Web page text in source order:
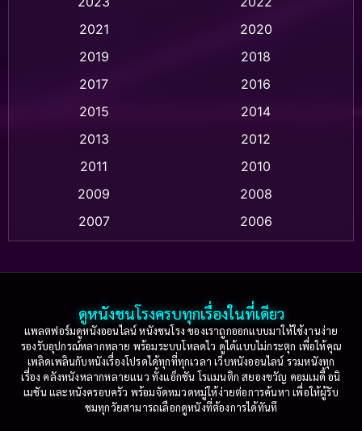
Animation แอนิเมชั่น (1)
Animation แอนิเมชัน (1)
Based on a True Story เรื่องจริง(36)
Based on Novel(16)
Betrayal(1)
Biography(3)
2021
2020
2019
2018
2017
2016
2015
2014
2013
2012
2011
2010
2009
2008
2007
2006
2003
2002
2001
2000
1999
1998
1997
1996
1995
1994
1993
1992
ดูหนังชนโรงครบทุกเรื่องในที่เดียว
แพลตฟอร์มดูหนังออนไลน์ หนังชนโรง ของเราถูกออกแบบมาให้ใช้งานง่าย
รองรับอุปกรณ์หลากหลาย พร้อมระบบโหลดไว ดูได้แบบไม่กระตุก เพื่อให้คุณ
เพลิดเพลินกับหนังเรื่องโปรดได้ทุกที่ทุกเวลา เว็บหนังออนไลน์ รวมหนังทุก
เรื่อง คลังหนังหลากหลายแนว ทั้งแอ็กชัน โรแมนติก สยองขวัญ คอมเมดี้ อนิ
เมชัน และหนังครอบครัว พร้อมจัดหมวดหมู่ให้ง่ายต่อการค้นหา เพื่อให้ผู้รับ
ชมทุกวัยสามารถเลือกดูหนังที่ต้องการได้ทันที